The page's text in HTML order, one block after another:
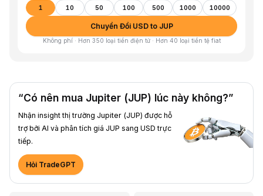
1 10 50 100 500 1000 10000
Chuyển Đổi USD to JUP
Không phí · Hơn 350 loại tiền điện tử · Hơn 40 loại tiền tệ fiat
“Có nên mua Jupiter (JUP) lúc này không?”
Nhận insight thị trường Jupiter (JUP) được hỗ
trợ bởi AI và phân tích giá JUP sang USD trực
tiếp.
Hỏi TradeGPT